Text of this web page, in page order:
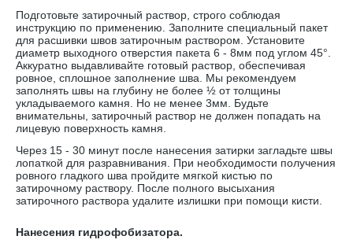
Подготовьте затирочный раствор, строго соблюдая
инструкцию по применению. Заполните специальный пакет
для расшивки швов затирочным раствором. Установите
диаметр выходного отверстия пакета 6 - 8мм под углом 45°.
Аккуратно выдавливайте готовый раствор, обеспечивая
ровное, сплошное заполнение шва. Мы рекомендуем
заполнять швы на глубину не более ½ от толщины
укладываемого камня. Но не менее 3мм. Будьте
внимательны, затирочный раствор не должен попадать на
лицевую поверхность камня.
Через 15 - 30 минут после нанесения затирки загладьте швы
лопаткой для разравнивания. При необходимости получения
ровного гладкого шва пройдите мягкой кистью по
затирочному раствору. После полного высыхания
затирочного раствора удалите излишки при помощи кисти.
Нанесения гидрофобизатора.